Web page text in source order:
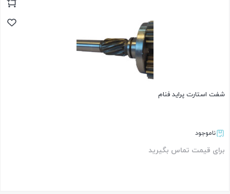
شفت استارت پراید فنام
ناموجود
برای قیمت تماس بگیرید